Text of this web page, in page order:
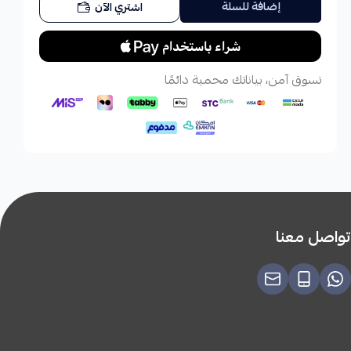
إضافة للسلة اشتري الآن
تسوق آمن، بياناتك محمية دائمًا
تواصل معنا